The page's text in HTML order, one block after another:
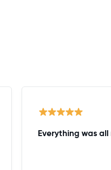
Everything was